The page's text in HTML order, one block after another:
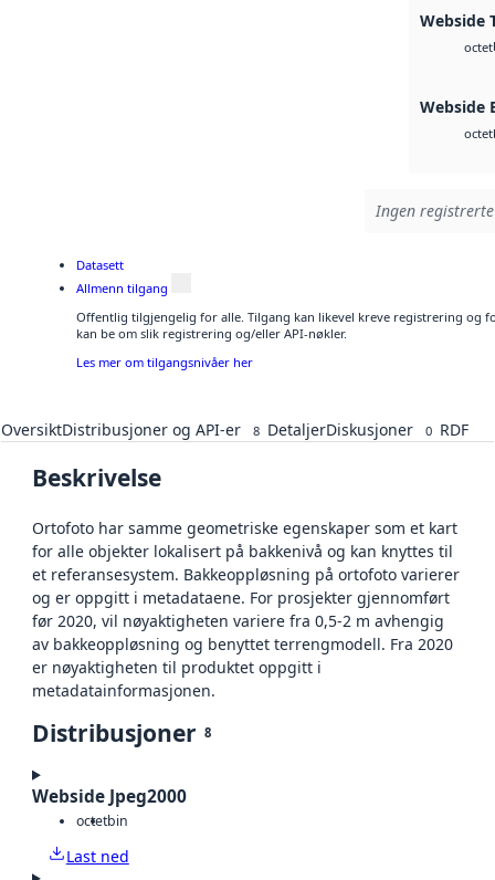
Webside
octet
Webside
octet
Ingen
Datasett
Allmenn tilgang
Offentlig tilgjengelig for alle. Tilgang kan likevel kreve registrering og
kan be om slik registrering og/eller API-nøkler.
Les mer om tilgangsnivåer her
OversiktDistribusjoner og API-er 8 DetaljerDiskusjoner 0 RDF
Beskrivelse
Ortofoto har samme geometriske egenskaper som et kart
for alle objekter lokalisert på bakkenivå og kan knyttes til
et referansesystem. Bakkeoppløsning på ortofoto varierer
og er oppgitt i metadataene. For prosjekter gjennomført
før 2020, vil nøyaktigheten variere fra 0,5-2 m avhengig
av bakkeoppløsning og benyttet terrengmodell. Fra 2020
er nøyaktigheten til produktet oppgitt i
metadatainformasjonen.
Distribusjoner 8
Webside Jpeg2000
octetbin
Last ned